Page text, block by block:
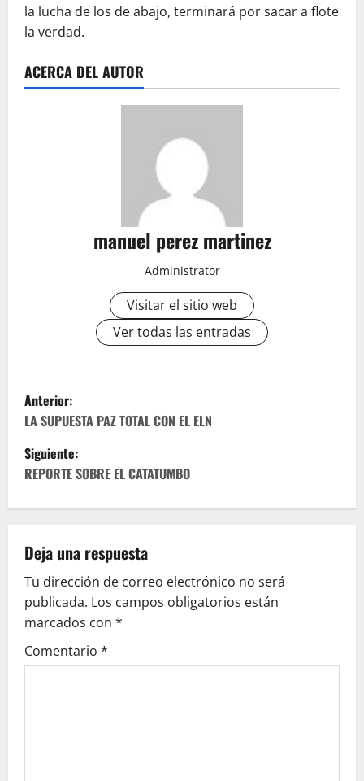
la lucha de los de abajo, terminará por sacar a flote
la verdad.
ACERCA DEL AUTOR
manuel perez martinez
Administrator
Visitar el sitio web
Ver todas las entradas
N
a
v
a
c
i
ó
Anterior:
LA SUPUESTA PAZ TOTAL CON EL ELN
Siguiente:
REPORTE SOBRE EL CATATUMBO
Deja una respuesta
Tu dirección de correo electrónico no será
publicada. Los campos obligatorios están
marcados con *
Comentario *